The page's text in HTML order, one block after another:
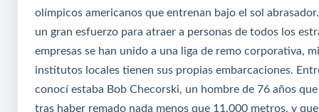
olímpicos americanos que entrenan bajo el sol
un gran esfuerzo para atraer a personas de todos los
empresas se han unido a una liga de remo corporativa,
institutos locales tienen sus propias embarcaciones.
conocí estaba Bob Checorski, un hombre de 76 años que
tras haber remado nada menos que 11.000 metros, y